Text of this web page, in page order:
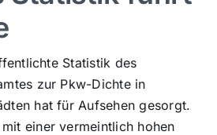
Statistik des
zur Pkw-Dichte in
hat für Aufsehen gesorgt.
einer vermeintlich hohen